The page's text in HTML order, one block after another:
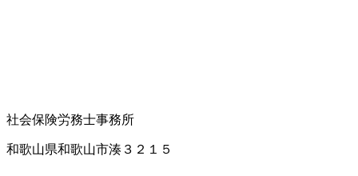
社会保険労務士事務所
和歌山県和歌山市湊３２１５